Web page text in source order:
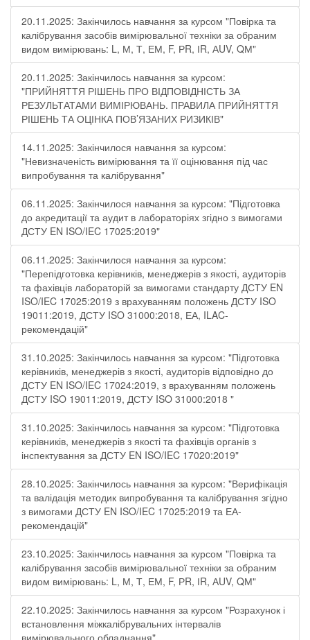
20.11.2025: Закінчилось навчання за курсом "Повірка та
калібрування засобів вимірювальної техніки за обраним
видом вимірювань: L, М, Т, ЕМ, F, РR, ІR, АUV, QМ"
20.11.2025: Закінчилось навчання за курсом:
"ПРИЙНЯТТЯ РІШЕНЬ ПРО ВІДПОВІДНІСТЬ ЗА
РЕЗУЛЬТАТАМИ ВИМІРЮВАНЬ. ПРАВИЛА ПРИЙНЯТТЯ
РІШЕНЬ ТА ОЦІНКА ПОВ’ЯЗАНИХ РИЗИКІВ"
14.11.2025: Закінчилося навчання за курсом:
"Невизначеність вимірювання та її оцінювання під час
випробування та калібрування"
06.11.2025: Закінчилося навчання за курсом: "Підготовка
до акредитації та аудит в лабораторіях згідно з вимогами
ДСТУ EN ISO/IEC 17025:2019"
06.11.2025: Закінчилося навчання за курсом:
"Перепідготовка керівників, менеджерів з якості, аудиторів
та фахівців лабораторій за вимогами стандарту ДСТУ EN
ISO/IEC 17025:2019 з врахуванням положень ДСТУ ISO
19011:2019, ДСТУ ISO 31000:2018, ЕА, ILAC-
рекомендацій"
31.10.2025: Закінчилось навчання за курсом: "Підготовка
керівників, менеджерів з якості, аудиторів відповідно до
ДСТУ EN ISO/IEC 17024:2019, з врахуванням положень
ДСТУ ISO 19011:2019, ДСТУ ISO 31000:2018 "
31.10.2025: Закінчилось навчання за курсом: "Підготовка
керівників, менеджерів з якості та фахівців органів з
інспектування за ДСТУ EN ISO/IEC 17020:2019"
28.10.2025: Закінчилось навчання за курсом: "Верифікація
та валідація методик випробування та калібрування згідно
з вимогами ДСТУ EN ISO/IEC 17025:2019 та ЕА-
рекомендацій"
23.10.2025: Закінчилось навчання за курсом "Повірка та
калібрування засобів вимірювальної техніки за обраним
видом вимірювань: L, М, Т, ЕМ, F, РR, ІR, АUV, QМ"
22.10.2025: Закінчилось навчання за курсом "Розрахунок і
встановлення міжкалібрувальних інтервалів
вимірювального обладнання"